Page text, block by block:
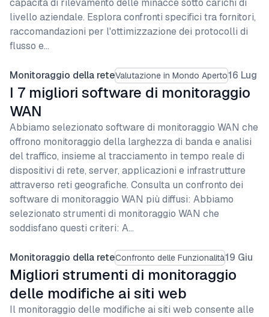
capacità di rilevamento delle minacce sotto carichi di
livello aziendale. Esplora confronti specifici tra fornitori,
raccomandazioni per l'ottimizzazione dei protocolli di
flusso e…
Monitoraggio della reteValutazione in Mondo Aperto16 Lug
I 7 migliori software di monitoraggio
WAN
Abbiamo selezionato software di monitoraggio WAN che
offrono monitoraggio della larghezza di banda e analisi
del traffico, insieme al tracciamento in tempo reale di
dispositivi di rete, server, applicazioni e infrastrutture
attraverso reti geografiche. Consulta un confronto dei
software di monitoraggio WAN più diffusi: Abbiamo
selezionato strumenti di monitoraggio WAN che
soddisfano questi criteri: A…
Monitoraggio della reteConfronto delle Funzionalità19 Giu
Migliori strumenti di monitoraggio
delle modifiche ai siti web
Il monitoraggio delle modifiche ai siti web consente alle